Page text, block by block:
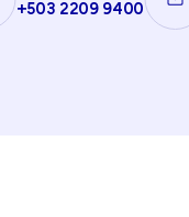
+503 2209 9400